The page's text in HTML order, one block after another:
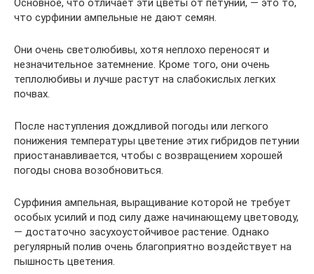
что сурфинии ампельные не дают семян.
Они очень светолюбивы, хотя неплохо переносят и
незначительное затемнение. Кроме того, они очень
теплолюбивы и лучше растут на слабокислых легких
почвах.
После наступления дождливой погоды или легкого
понижения температуры цветение этих гибридов петунии
приостанавливается, чтобы с возвращением хорошей
погоды снова возобновиться.
Сурфиния ампельная, выращивание которой не требует
особых усилий и под силу даже начинающему цветоводу,
— достаточно засухоустойчивое растение. Однако
регулярный полив очень благоприятно воздействует на
пышность цветения.